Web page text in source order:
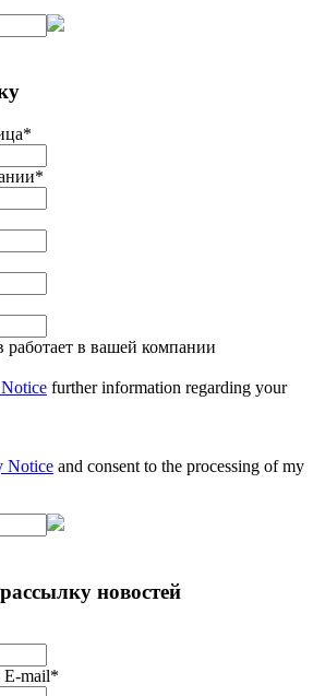
*
*
работает в вашей компании
further information regarding your
Notice and consent to the processing of my
новостей
mail*